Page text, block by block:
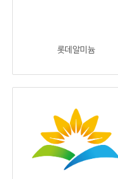
롯데알미늄